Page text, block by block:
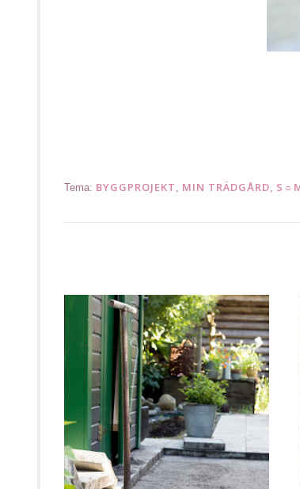
Tema: BYGGPROJEKT MIN TRÄDGÅRD